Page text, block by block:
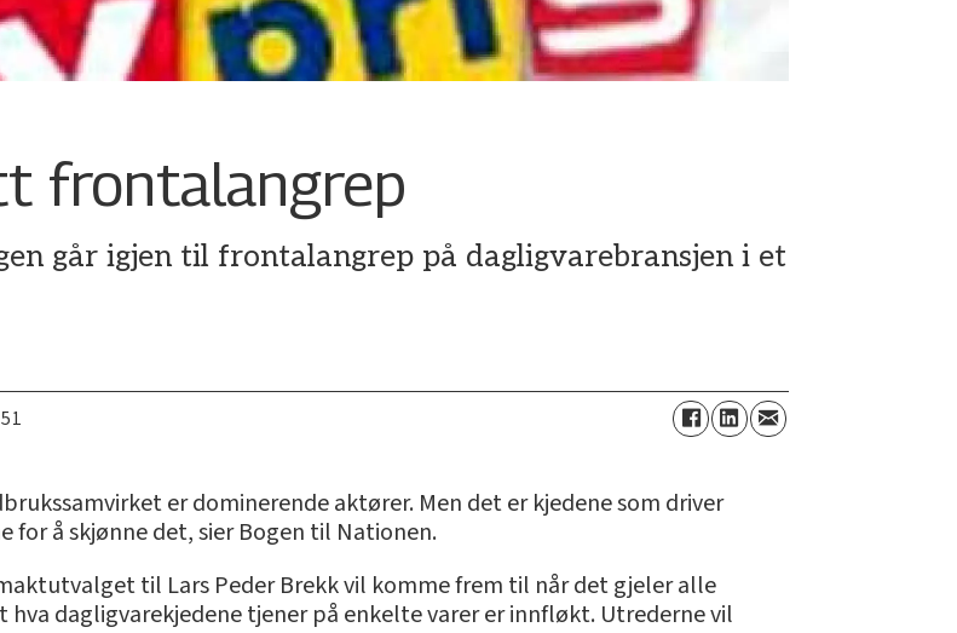
frontalangrep
går igjen til frontalangrep på dagligvarebransjen i et
er dominerende aktører. Men det er kjedene som driver
for å skjønne det, sier Bogen til Nationen.
til Lars Peder Brekk vil komme frem til når det gjeler alle
hva dagligvarekjedene tjener på enkelte varer er innfløkt. Utrederne vil